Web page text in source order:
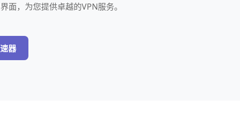
面，为您提供卓越的VPN服务。
器